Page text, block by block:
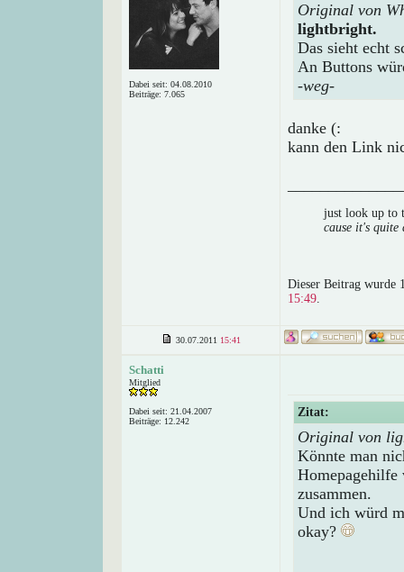
Dabei seit: 04.08.2010
Beiträge: 7.065
Original von
lightbright.
Das sieht echt
An Buttons
-weg-
danke (:
kann den Link
just look up to
cause it's quite
Dieser Beitrag wurde
15:49.
30.07.2011 15:41
Schatti
Mitglied
Dabei seit: 21.04.2007
Beiträge: 12.242
Zitat:
Original von
Könnte man
Homepagehilfe
zusammen.
Und ich würd
okay?